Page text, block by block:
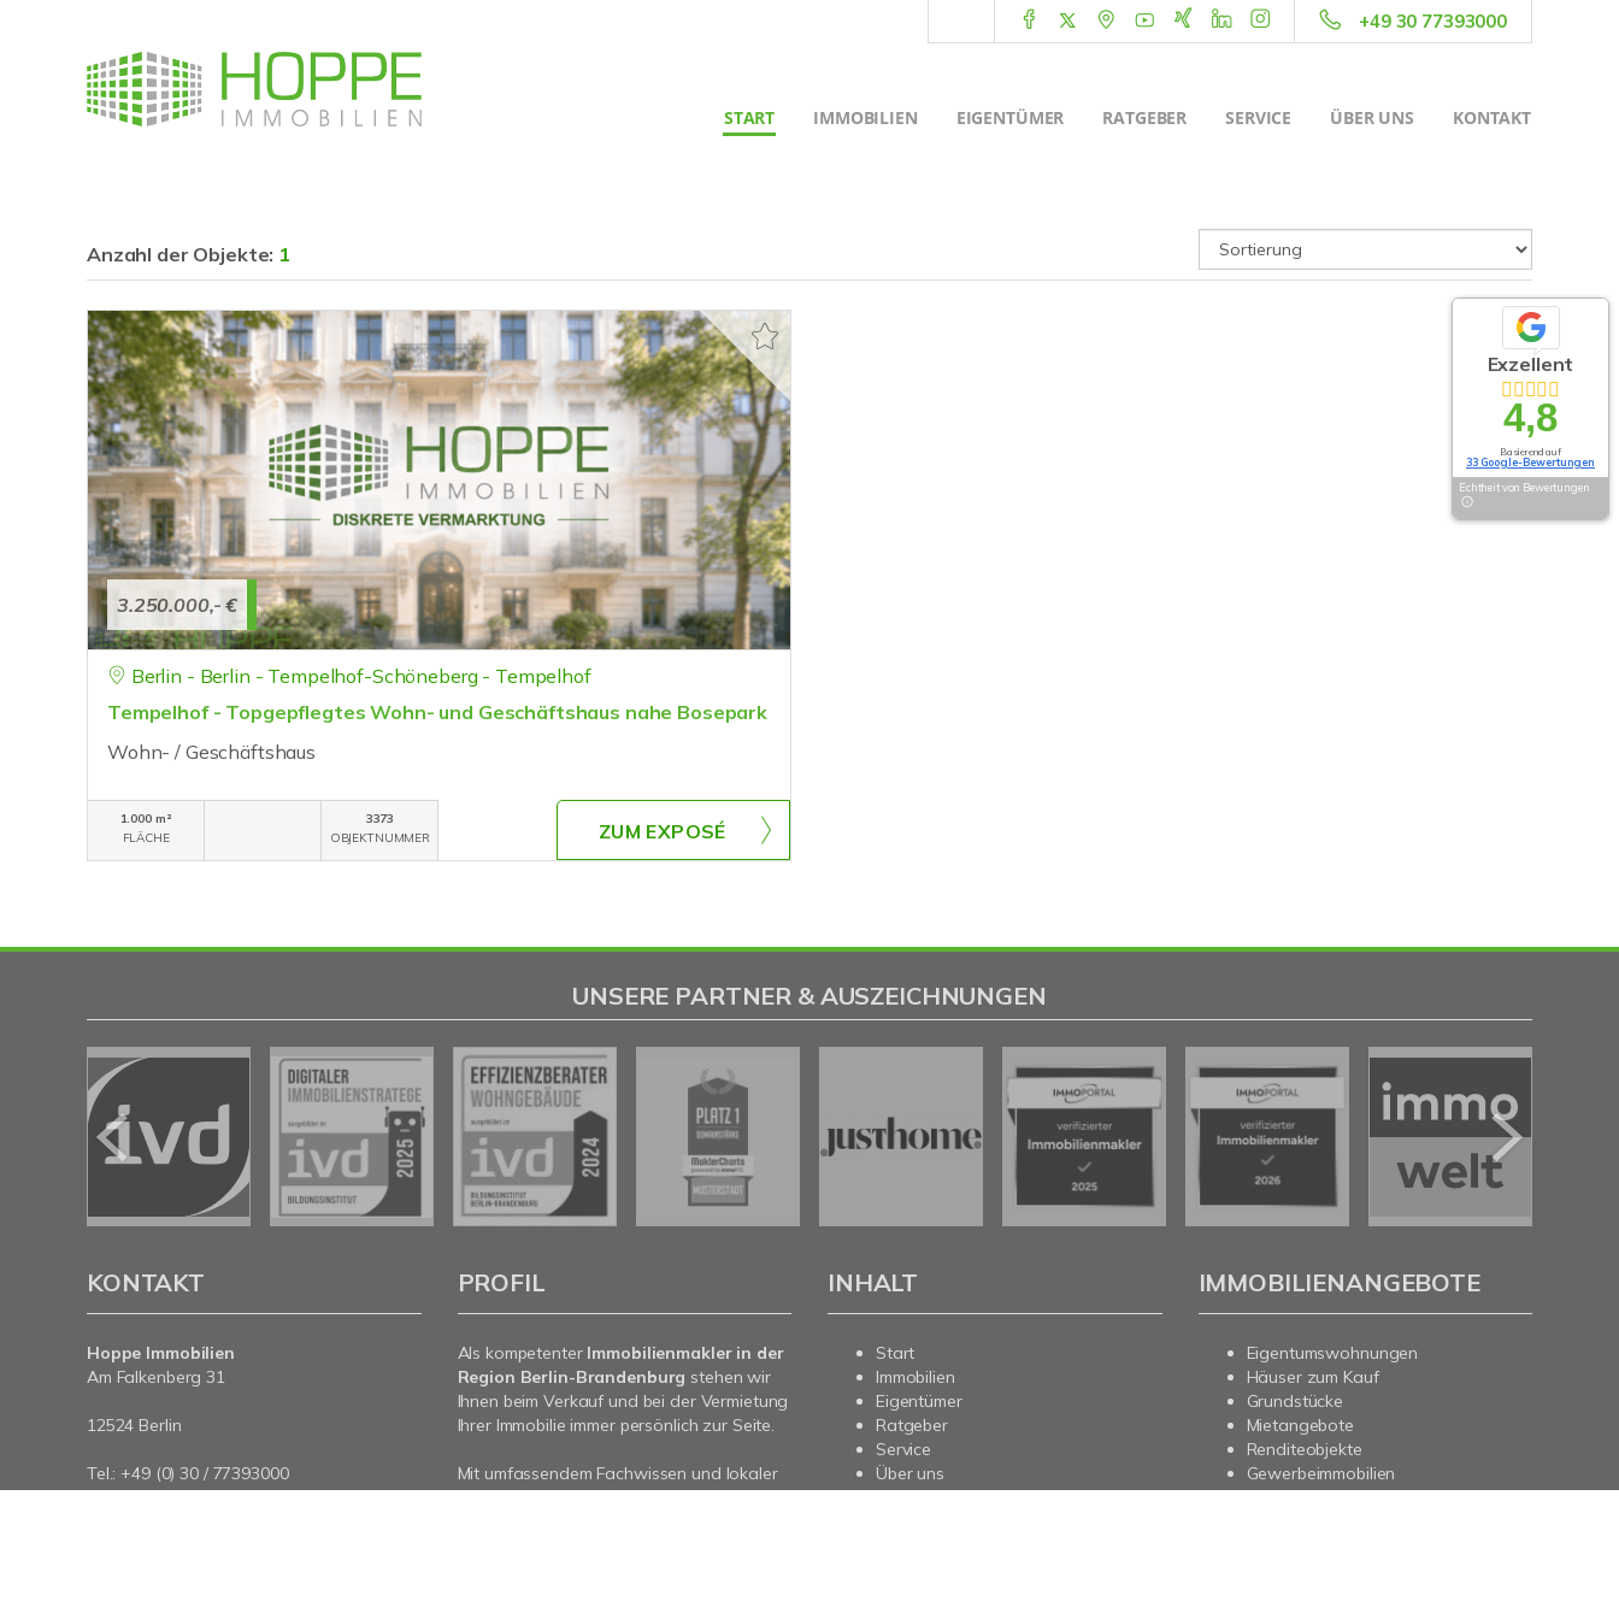
+49 30 77393000
START IMMOBILIEN EIGENTÜMER RATGEBER SERVICE ÜBER UNS KONTAKT
Anzahl der Objekte: 1
3.250.000,- €
Berlin - Berlin - Tempelhof-Schöneberg - Tempelhof
Tempelhof - Topgepflegtes Wohn- und Geschäftshaus nahe Bosepark
Wohn- / Geschäftshaus
1.000 m²
FLÄCHE
3373
OBJEKTNUMMER
ZUM EXPOSÉ
Exzellent
4,8
Basierend auf
33 Google-Bewertungen
Echtheit von Bewertungen
UNSERE PARTNER & AUSZEICHNUNGEN
KONTAKT
Hoppe Immobilien
Am Falkenberg 31
12524 Berlin
Tel.: +49 (0) 30 / 77393000
E-Mail:info@hoppe-immobilien.de
PROFIL
Als kompetenter Immobilienmakler in der
Region Berlin-Brandenburg stehen wir
Ihnen beim Verkauf und bei der Vermietung
Ihrer Immobilie immer persönlich zur Seite.
Mit umfassendem Fachwissen und lokaler
Expertise beraten wir Sie in allen Fragen
INHALT
Start
Immobilien
Eigentümer
Ratgeber
Service
Über uns
Kontakt
IMMOBILIENANGEBOTE
Eigentumswohnungen
Häuser zum Kauf
Grundstücke
Mietangebote
Renditeobjekte
Gewerbeimmobilien